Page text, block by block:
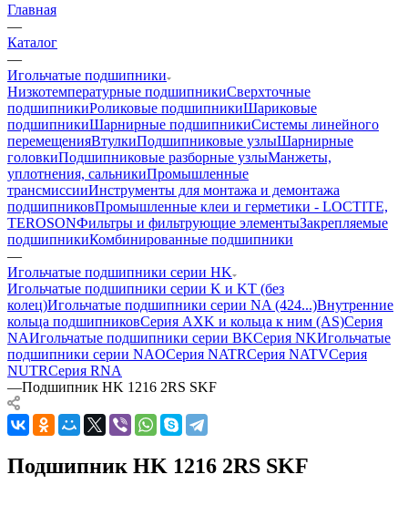
Главная
—
Каталог
—
Игольчатые подшипники
Низкотемпературные подшипникиСверхточные
подшипникиРоликовые подшипникиШариковые
подшипникиШарнирные подшипникиСистемы линейного
перемещенияВтулкиПодшипниковые узлыШарнирные
головкиПодшипниковые разборные узлыМанжеты,
уплотнения, сальникиПромышленные
трансмиссииИнструменты для монтажа и демонтажа
подшипниковПромышленные клеи и герметики - LOCTITE,
TEROSONФильтры и фильтрующие элементыЗакрепляемые
подшипникиКомбинированные подшипники
—
Игольчатые подшипники серии HK
Игольчатые подшипники серии K и KT (без
колец)Игольчатые подшипники серии NA (424...)Внутренние
кольца подшипниковСерия AXK и кольца к ним (AS)Серия
NAИгольчатые подшипники серии BKСерия NKИгольчатые
подшипники серии NAOСерия NATRСерия NATVСерия
NUTRСерия RNA
—Подшипник HK 1216 2RS SKF
Подшипник HK 1216 2RS SKF